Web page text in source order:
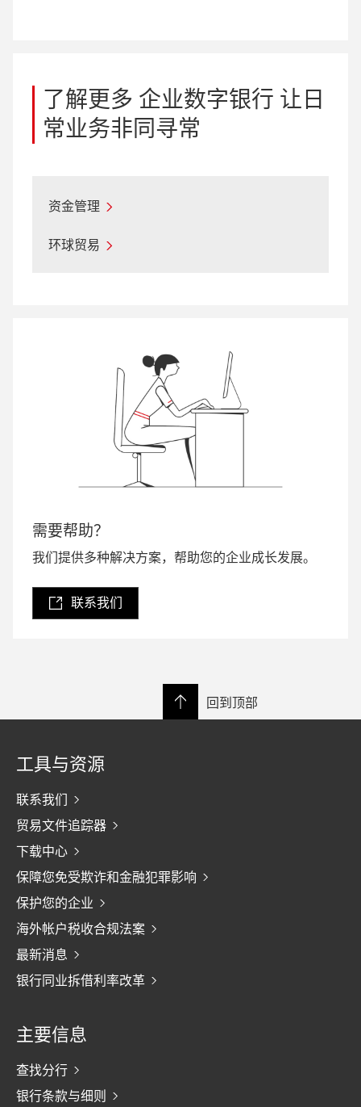
了解更多 企业数字银行 让日
常业务非同寻常
资金管理
环球贸易
需要帮助？
我们提供多种解决方案，帮助您的企业成长发展。
联系我们
回到顶部
工具与资源
联系我们
贸易文件追踪器
下载中心
保障您免受欺诈和金融犯罪影响
保护您的企业
海外帐户税收合规法案
最新消息
银行同业拆借利率改革
主要信息
查找分行
银行条款与细则